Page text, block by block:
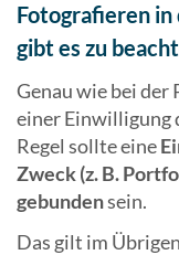
Fotografieren
gibt es zu
Genau wie bei
einer Einwilligung
Regel sollte eine
Zweck (z. B.
gebundensein.
Das gilt im